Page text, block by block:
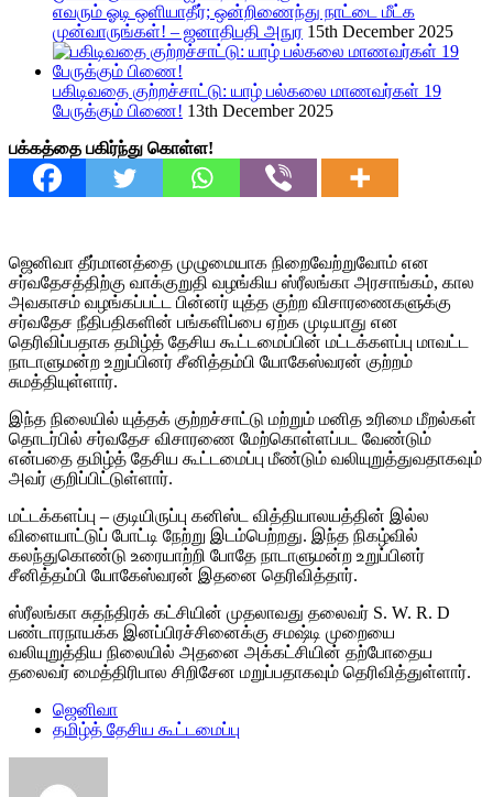
எவரும் ஓடி ஒளியாதீர்; ஒன்றிணைந்து நாட்டை மீட்க
முன்வாருங்கள்! – ஜனாதிபதி அநுர 15th December 2025
பகிடிவதை குற்றச்சாட்டு: யாழ் பல்கலை மாணவர்கள் 19
பேருக்கும் பிணை! 13th December 2025
பக்கத்தை பகிர்ந்து கொள்ள!
ஜெனிவா தீர்மானத்தை முழுமையாக நிறைவேற்றுவோம் என
சர்வதேசத்திற்கு வாக்குறுதி வழங்கிய ஸ்ரீலங்கா அரசாங்கம், கால
அவகாசம் வழங்கப்பட்ட பின்னர் யுத்த குற்ற விசாரணைகளுக்கு
சர்வதேச நீதிபதிகளின் பங்களிப்பை ஏற்க முடியாது என
தெரிவிப்பதாக தமிழ்த் தேசிய கூட்டமைப்பின் மட்டக்களப்பு மாவட்ட
நாடாளுமன்ற உறுப்பினர் சீனித்தம்பி யோகேஸ்வரன் குற்றம்
சுமத்தியுள்ளார்.
இந்த நிலையில் யுத்தக் குற்றச்சாட்டு மற்றும் மனித உரிமை மீறல்கள்
தொடர்பில் சர்வதேச விசாரணை மேற்கொள்ளப்பட வேண்டும்
என்பதை தமிழ்த் தேசிய கூட்டமைப்பு மீண்டும் வலியுறுத்துவதாகவும்
அவர் குறிப்பிட்டுள்ளார்.
மட்டக்களப்பு – குடியிருப்பு கனிஸ்ட வித்தியாலயத்தின் இல்ல
விளையாட்டுப் போட்டி நேற்று இடம்பெற்றது. இந்த நிகழ்வில்
கலந்துகொண்டு உரையாற்றி போதே நாடாளுமன்ற உறுப்பினர்
சீனித்தம்பி யோகேஸ்வரன் இதனை தெரிவித்தார்.
ஸ்ரீலங்கா சுதந்திரக் கட்சியின் முதலாவது தலைவர் S. W. R. D
பண்டாரநாயக்க இனப்பிரச்சினைக்கு சமஷ்டி முறையை
வலியுறுத்திய நிலையில் அதனை அக்கட்சியின் தற்போதைய
தலைவர் மைத்திரிபால சிறிசேன மறுப்பதாகவும் தெரிவித்துள்ளார்.
ஜெனிவா
தமிழ்த் தேசிய கூட்டமைப்பு